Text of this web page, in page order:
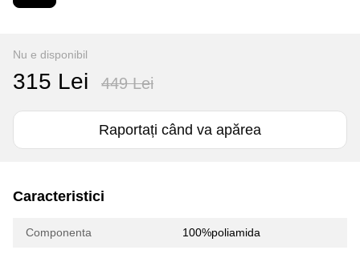
Nu e disponibil
315 Lei 449 Lei
Raportați când va apărea
Caracteristici
Componenta 100%poliamida